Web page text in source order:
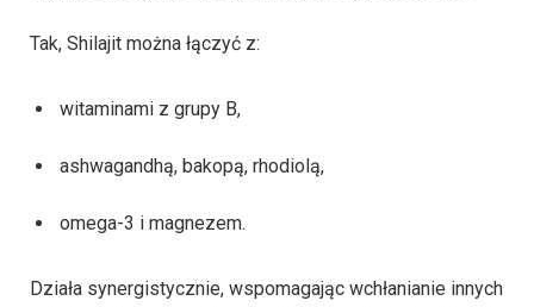
Tak, Shilajit można łączyć z:
witaminami z grupy B,
ashwagandhą, bakopą, rhodiolą,
omega-3 i magnezem.
Działa synergistycznie, wspomagając wchłanianie innych